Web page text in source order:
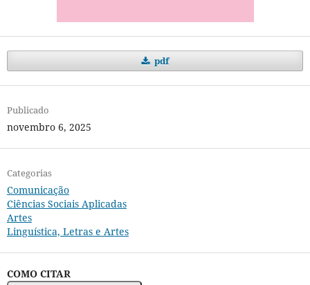
pdf
Publicado
novembro 6, 2025
Categorias
Comunicação
Ciências Sociais Aplicadas
Artes
Linguística, Letras e Artes
COMO CITAR